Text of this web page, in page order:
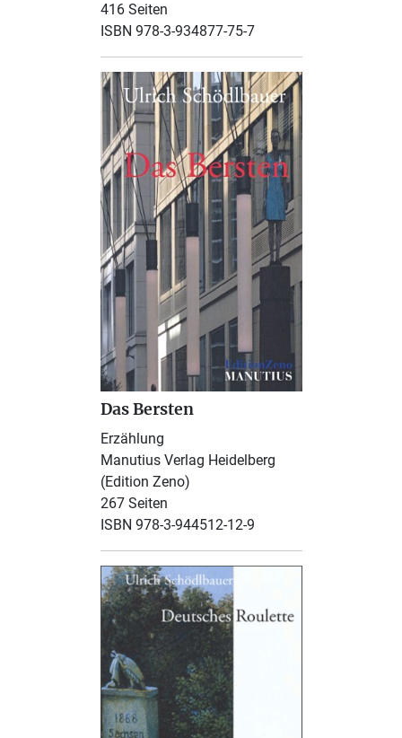
416 Seiten
ISBN 978-3-934877-75-7
Das Bersten
Erzählung
Manutius Verlag Heidelberg
(Edition Zeno)
267 Seiten
ISBN 978-3-944512-12-9